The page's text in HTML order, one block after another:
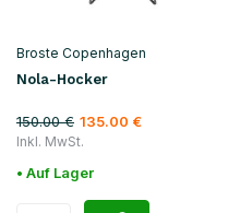
Broste Copenhagen
Nola-Hocker
150.00 € 135.00 €
Inkl. MwSt.
• Auf Lager